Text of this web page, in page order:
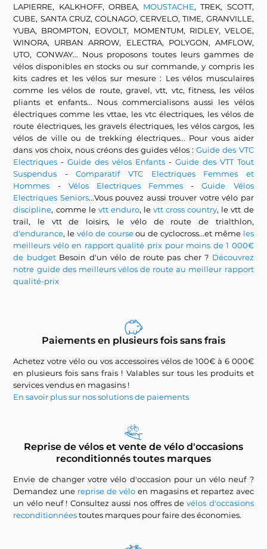
LAPIERRE, KALKHOFF, ORBEA, MOUSTACHE, TREK, SCOTT,
CUBE, SANTA CRUZ, COLNAGO, CERVELO, TIME, GRANVILLE,
YUBA, BROMPTON, EOVOLT, MOMENTUM, RIDLEY, VELOE,
WINORA, URBAN ARROW, ELECTRA, POLYGON, AMFLOW,
UTO, CONWAY... Nous proposons toutes leurs gammes de
vélos disponibles en stocks ou sur commande, y compris les
kits cadres et les vélos sur mesure : Les vélos musculaires
comme les vélos de route, gravel, vtt, vtc, fitness, les vélos
pliants et enfants... Nous commercialisons aussi les vélos
électriques comme les vttae, les vtc électriques, les vélos de
route électriques, les gravels électriques, les vélos cargos, les
vélos de ville ou de trekking électriques... Pour vous aider
dans vos choix, nous créons des guides vélos :Guide des VTC
Electriques -Guide des vélos Enfants - Guide des VTT Tout
Suspendus -Comparatif VTC Electriques Femmes et
Hommes - Vélos Electriques Femmes -Guide Vélos
Electriques Seniors...Vous pouvez aussi trouver votre vélo par
discipline, comme le vtt enduro, levtt cross country, le vtt de
trail, le vtt de loisirs, le vélo de route de trialthlon,
d'endurance, levélo de courseou de cyclocross...et même les
meilleurs vélo en rapport qualité prix pour moins de 1 000€
de budgetBesoin d'un vélo de route pas cher ? Découvrez
notre guide des meilleurs vélos de route au meilleur rapport
qualité-prix
Paiements en plusieurs fois sans frais
Achetez votre vélo ou vos accessoires vélos de 100€ à 6 000€
en plusieurs fois sans frais ! Valables sur tous les produits et
services vendus en magasins !
En savoir plus sur nos solutions de paiements
Reprise de vélos et vente de vélo d'occasions
reconditionnés toutes marques
Envie de changer votre vélo d'occasion pour un vélo neuf ?
Demandez une reprise de vélo en magasins et repartez avec
un vélo neuf ! Consultez aussi nos offres devélos d'occasions
reconditionnéestoutes marques pour faire des économies.